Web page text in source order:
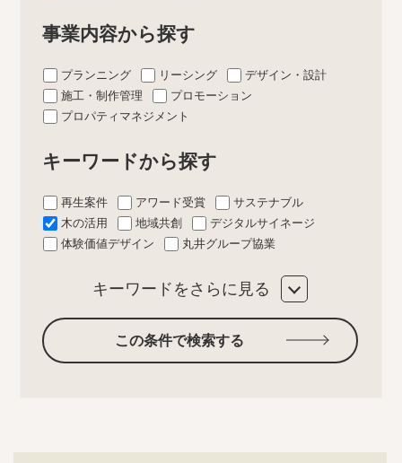
事業内容から探す
プランニング リーシング
デザイン・設計
施工・制作管理
プロモーション
プロパティマネジメント
キーワードから探す
再生案件 アワード受賞
サステナブル
木の活用
地域共創
デジタルサイネージ
体験価値デザイン
丸井グループ協業
キーワードをさらに見る
この条件で検索する